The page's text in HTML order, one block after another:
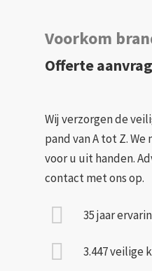
Voorkom
Offerte
Wij verzorgen de
pand van A tot Z.
voor u uit handen.
contact met ons op.
35 jaar
3.447 veilige